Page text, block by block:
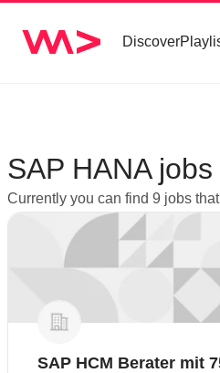
Discover
SAP HANA
Currently you can find 9 jobs
SAP HCM Berater mit